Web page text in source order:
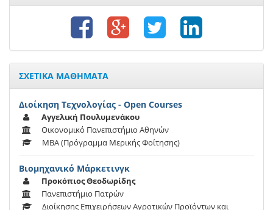
ΣΧΕΤΙΚΑ ΜΑΘΗΜΑΤΑ
Διοίκηση Τεχνολογίας - Open Courses
Αγγελική Πουλυμενάκου
Οικονομικό Πανεπιστήμιο Αθηνών
MBA (Πρόγραμμα Μερικής Φοίτησης)
Βιομηχανικό Μάρκετινγκ
Προκόπιος Θεοδωρίδης
Πανεπιστήμιο Πατρών
Διοίκησης Επιχειρήσεων Αγροτικών Προϊόντων και